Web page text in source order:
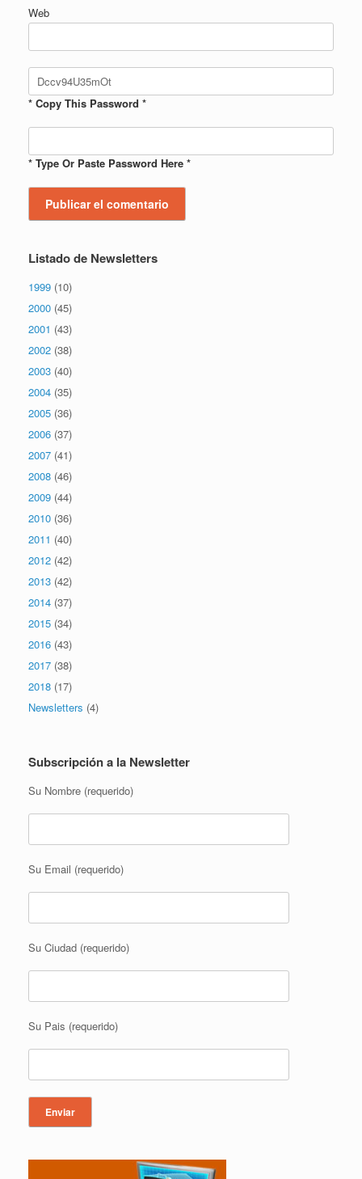
Web
* Copy This Password *
* Type Or Paste Password Here *
Listado de Newsletters
1999 (10)
2000 (45)
2001 (43)
2002 (38)
2003 (40)
2004 (35)
2005 (36)
2006 (37)
2007 (41)
2008 (46)
2009 (44)
2010 (36)
2011 (40)
2012 (42)
2013 (42)
2014 (37)
2015 (34)
2016 (43)
2017 (38)
2018 (17)
Newsletters (4)
Subscripción a la Newsletter
Su Nombre (requerido)
Su Email (requerido)
Su Ciudad (requerido)
Su Pais (requerido)